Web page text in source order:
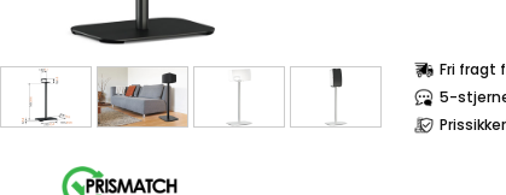
Fri fragt
5-